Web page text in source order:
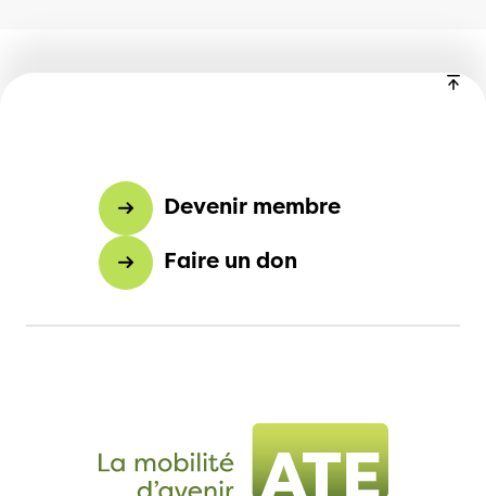
Devenir membre
Faire un don